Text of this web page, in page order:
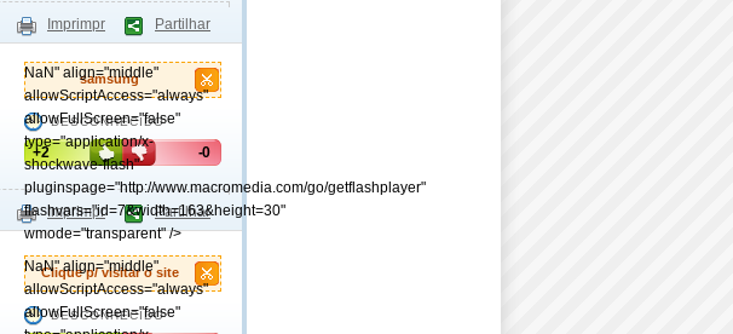
Imprimpr Partilhar
samsung
NaN" align="middle"
allowScriptAccess="always"
allowFullScreen="false"
type="application/x-
shockwave-flash"
pluginspage="http://www.macromedia.com/go/getflashplayer"
flashvars="id=7&width=163&height=30"
wmode="transparent" />
DESCONHECIDO
+2 -0
Imprimpr Partilhar
Clique p/ visitar o site
NaN" align="middle"
allowScriptAccess="always"
allowFullScreen="false"
DESCONHECIDO